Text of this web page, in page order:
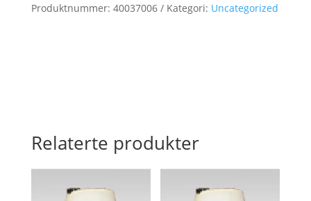
2,5
Produktnummer: 40037006 Kategori: Uncategorized
Relaterte produkter